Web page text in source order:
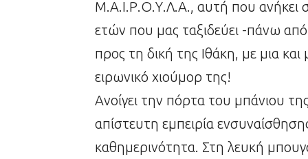
Μ.Α.Ι.Ρ.Ο.Υ.Λ.Α., αυτή που ανήκει
ετών που μας ταξιδεύει -πάνω
προς τη δική της Ιθάκη, με μια
ειρωνικό χιούμορ της!
Ανοίγει την πόρτα του μπάνιου
απίστευτη εμπειρία
καθημερινότητα. Στη λευκή